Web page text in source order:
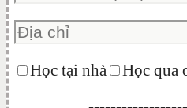
Học tại nhà
Học qua